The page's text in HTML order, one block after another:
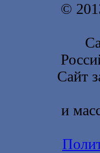
©
Сайт
и